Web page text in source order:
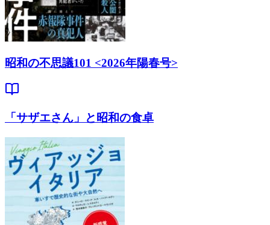
昭和の不思議101 <2026年陽春号>
「サザエさん」と昭和の食卓